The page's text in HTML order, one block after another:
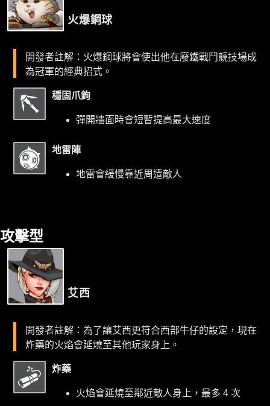
火爆鋼球
開發者註解：火爆鋼球將會使出他在廢鐵戰鬥競技場成
為冠軍的經典招式。
穩固爪鉤
彈開牆面時會短暫提高最大速度
地雷陣
地雷會緩慢靠近周遭敵人
攻擊型
艾西
開發者註解：為了讓艾西更符合西部牛仔的設定，現在
炸藥的火焰會延燒至其他玩家身上。
炸藥
火焰會延燒至鄰近敵人身上，最多 4 次